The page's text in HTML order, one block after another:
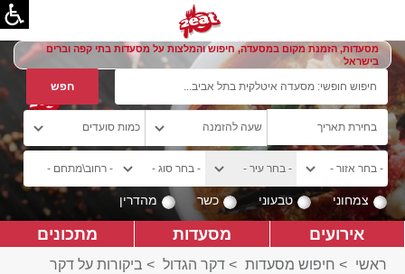
מסעדות, הזמנת מקום במסעדה, חיפוש והמלצות על מסעדות בתי קפה וברים
בישראל
צמחוני טבעוני כשר מהדרין
אירועים מסעדות מתכונים
ראשי > חיפוש מסעדות > דקר הגדול > ביקורות על דקר